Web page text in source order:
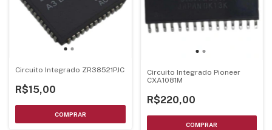
Circuito Integrado ZR38521PJC
R$15,00
Circuito Integrado Pioneer
CXA1081M
R$220,00